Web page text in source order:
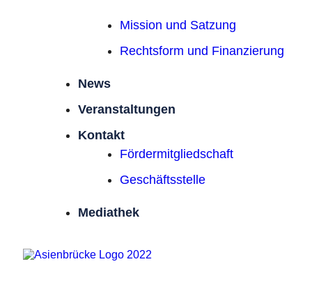
Mission und Satzung
Rechtsform und Finanzierung
News
Veranstaltungen
Kontakt
Förder­mitgliedschaft
Geschäftsstelle
Mediathek